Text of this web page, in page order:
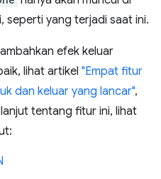
seperti yang terjadi saat ini.
efek keluar
lihat artikel "Empat fitur
dan keluar yang lancar",
tentang fitur ini, lihat